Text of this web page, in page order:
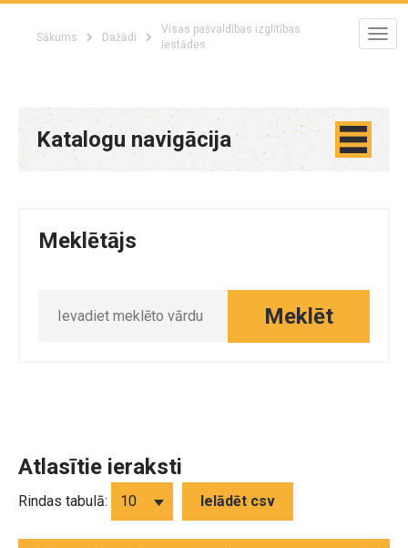
Sākums Dažādi
Visas pašvaldības izglītības
iestādes
Katalogu navigācija
Meklētājs
Meklēt
Atlasītie ieraksti
Rindas tabulā: Ielādēt csv